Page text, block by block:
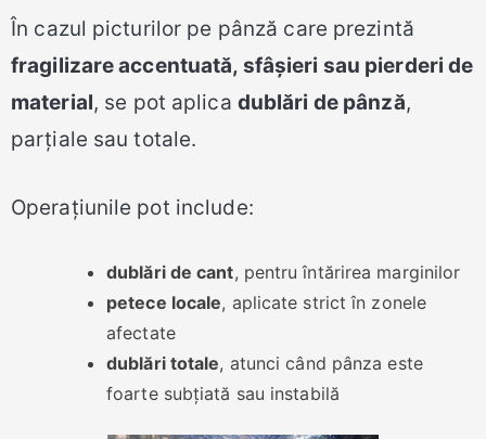
În cazul picturilor pe pânză care prezintă
fragilizare accentuată, sfâșieri sau pierderi de
material, se pot aplica dublări de pânză,
parțiale sau totale.
Operațiunile pot include:
dublări de cant, pentru întărirea marginilor
petece locale, aplicate strict în zonele
afectate
dublări totale, atunci când pânza este
foarte subțiată sau instabilă